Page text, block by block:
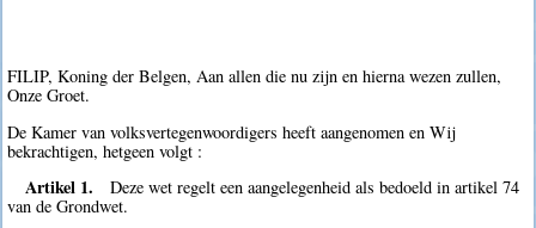
FILIP, Koning der Belgen, Aan allen die nu zijn en hierna wezen zullen,
Onze Groet.
De Kamer van volksvertegenwoordigers heeft aangenomen en Wij
bekrachtigen, hetgeen volgt :
Artikel 1.
Deze wet regelt een aangelegenheid als bedoeld in artikel 74
van de Grondwet.